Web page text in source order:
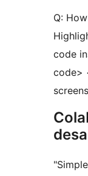
Q:
code
code>